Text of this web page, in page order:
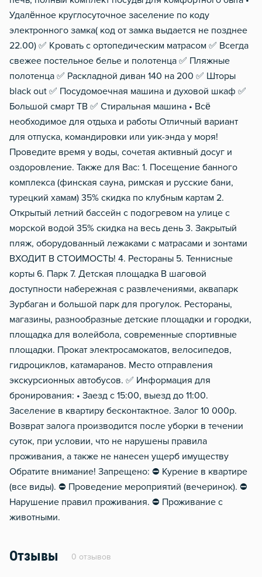
Удалённое круглосуточное заселение по коду
электронного замка( код от замка выдается не позднее
22.00) ✅ Кровать с ортопедическим матрасом ✅ Всегда
свежее постельное белье и полотенца ✅ Пляжные
полотенца ✅ Раскладной диван 140 на 200 ✅ Шторы
blасk оut ✅ Посудомоечная машина и духовой шкаф ✅
Большой смарт ТВ ✅ Стиральная машина • Всё
необходимое для отдыха и работы Отличный вариант
для отпуска, командировки или уик-энда у моря!
Проведите время у воды, сочетая активный досуг и
оздоровление. Также для Вас: 1. Посещение банного
комплекса (финская сауна, римская и русские бани,
турецкий хамам) 35% скидка по клубным картам 2.
Открытый летний бассейн с подогревом на улице с
морской водой 35% скидка на весь день 3. Закрытый
пляж, оборудованный лежаками с матрасами и зонтами
ВХОДИТ В СТОИМОСТЬ! 4. Рестораны 5. Теннисные
корты 6. Парк 7. Детская площадка В шаговой
доступности набережная с развлечениями, аквапарк
Зурбаган и большой парк для прогулок. Рестораны,
магазины, разнообразные детские площадки и городки,
площадка для волейбола, современные спортивные
площадки. Прокат электросамокатов, велосипедов,
гидроциклов, катамаранов. Место отправления
экскурсионных автобусов. ✅ Информация для
бронирования: • Заезд с 15:00, выезд до 11:00.
Заселение в квартиру бесконтактное. Залог 10 000р.
Возврат залога производится после уборки в течении
суток, при условии, что не нарушены правила
проживания, а также не нанесен ущерб имуществу
Обратите внимание! Запрещено: ⛔️ Курение в квартире
(все виды). ⛔️ Проведение мероприятий (вечеринок). ⛔️
Нарушение правил проживания. ⛔️ Проживание с
животными.
Отзывы 0 отзывов